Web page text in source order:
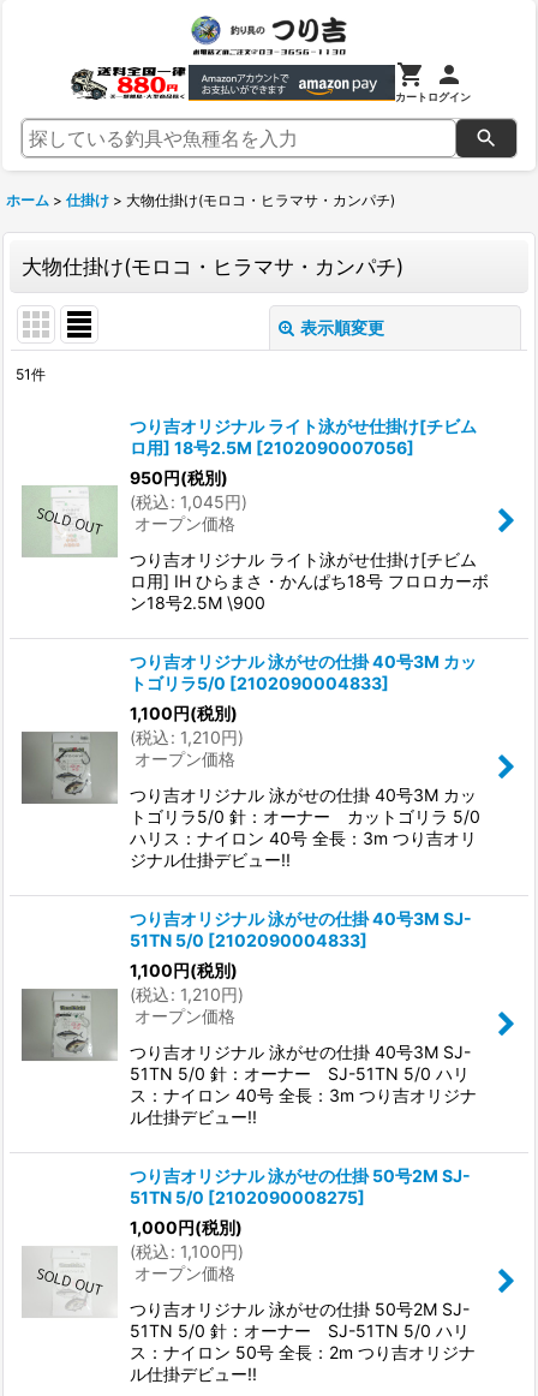
カートログイン
ホーム > 仕掛け > 大物仕掛け(モロコ・ヒラマサ・カンパチ)
大物仕掛け(モロコ・ヒラマサ・カンパチ)
表示順変更
51件
つり吉オリジナル ライト泳がせ仕掛け[チビム
ロ用] 18号2.5M [2102090007056]
950円(税別)
(税込: 1,045円)
オープン価格
つり吉オリジナル ライト泳がせ仕掛け[チビム
ロ用] IH ひらまさ・かんぱち18号 フロロカーボ
ン18号2.5M \900
つり吉オリジナル 泳がせの仕掛 40号3M カッ
トゴリラ5/0 [2102090004833]
1,100円(税別)
(税込: 1,210円)
オープン価格
つり吉オリジナル 泳がせの仕掛 40号3M カッ
トゴリラ5/0 針：オーナー カットゴリラ 5/0
ハリス：ナイロン 40号 全長：3m つり吉オリ
ジナル仕掛デビュー!!
つり吉オリジナル 泳がせの仕掛 40号3M SJ-
51TN 5/0 [2102090004833]
1,100円(税別)
(税込: 1,210円)
オープン価格
つり吉オリジナル 泳がせの仕掛 40号3M SJ-
51TN 5/0 針：オーナー SJ-51TN 5/0 ハリ
ス：ナイロン 40号 全長：3m つり吉オリジナ
ル仕掛デビュー!!
つり吉オリジナル 泳がせの仕掛 50号2M SJ-
51TN 5/0 [2102090008275]
1,000円(税別)
(税込: 1,100円)
オープン価格
つり吉オリジナル 泳がせの仕掛 50号2M SJ-
51TN 5/0 針：オーナー SJ-51TN 5/0 ハリ
ス：ナイロン 50号 全長：2m つり吉オリジナ
ル仕掛デビュー!!